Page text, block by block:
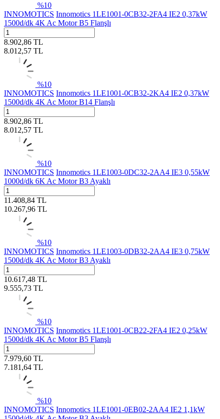
%10
INNOMOTICS Innomotics 1LE1001-0CB32-2FA4 IE2 0,37kW
1500d/dk 4K Ac Motor B5 Flanşlı
8.902,86 TL
8.012,57 TL
%10
INNOMOTICS Innomotics 1LE1001-0CB32-2KA4 IE2 0,37kW
1500d/dk 4K Ac Motor B14 Flanşlı
8.902,86 TL
8.012,57 TL
%10
INNOMOTICS Innomotics 1LE1003-0DC32-2AA4 IE3 0,55kW
1000d/dk 6K Ac Motor B3 Ayaklı
11.408,84 TL
10.267,96 TL
%10
INNOMOTICS Innomotics 1LE1003-0DB32-2AA4 IE3 0,75kW
1500d/dk 4K Ac Motor B3 Ayaklı
10.617,48 TL
9.555,73 TL
%10
INNOMOTICS Innomotics 1LE1001-0CB22-2FA4 IE2 0,25kW
1500d/dk 4K Ac Motor B5 Flanşlı
7.979,60 TL
7.181,64 TL
%10
INNOMOTICS Innomotics 1LE1001-0EB02-2AA4 IE2 1,1kW